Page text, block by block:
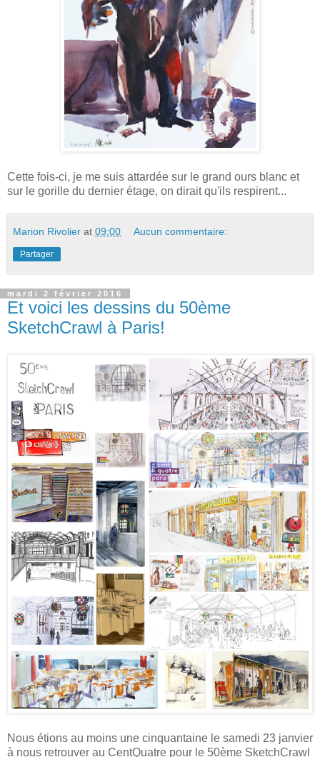
Cette fois-ci, je me suis attardée sur le grand ours blanc et
sur le gorille du dernier étage, on dirait qu'ils respirent...
Marion Rivolier at 09:00 Aucun commentaire:
Partager
mardi 2 février 2016
Et voici les dessins du 50ème
SketchCrawl à Paris!
Nous étions au moins une cinquantaine le samedi 23 janvier
à nous retrouver au CentQuatre pour le 50ème SketchCrawl